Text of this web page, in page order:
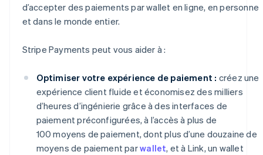
d’accepter des paiements par wallet en ligne, en personne
et dans le monde entier.
Stripe Payments peut vous aider à :
Optimiser votre expérience de paiement : créez une
expérience client fluide et économisez des milliers
d’heures d’ingénierie grâce à des interfaces de
paiement préconfigurées, à l’accès à plus de
100 moyens de paiement, dont plus d’une douzaine de
moyens de paiement parwallet, et à Link, un wallet